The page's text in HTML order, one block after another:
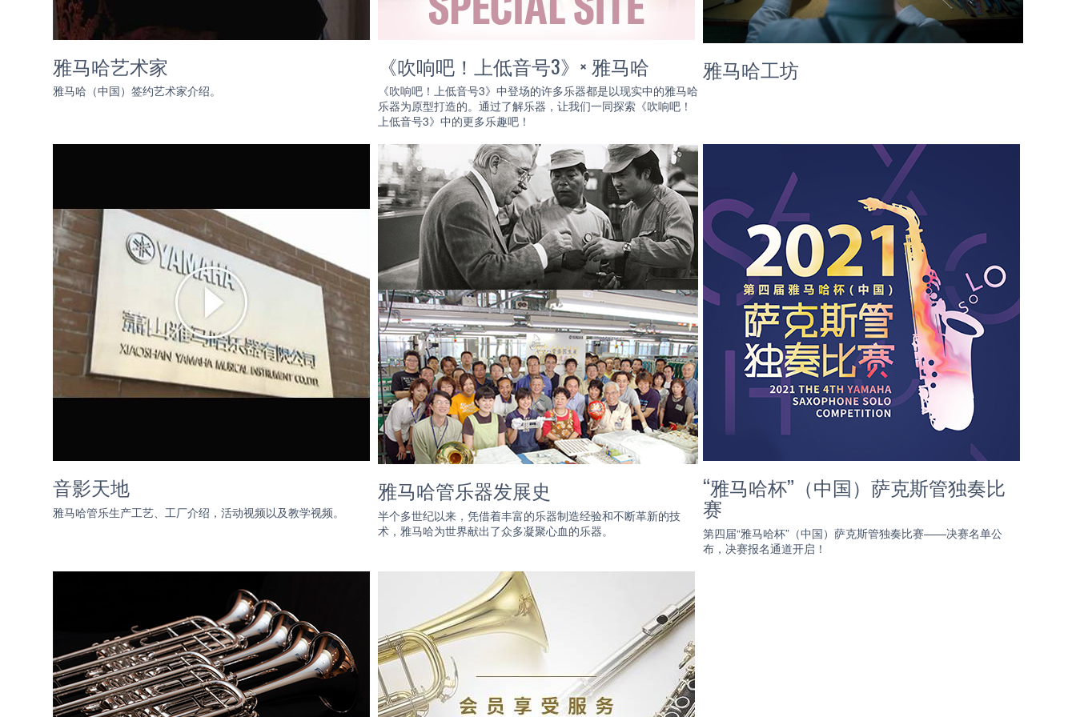
雅马哈艺术家
雅马哈（中国）签约艺术家介绍。
《吹响吧！上低音号3》× 雅马哈
《吹响吧！上低音号3》中登场的许多乐器都是以现实中的雅马哈
乐器为原型打造的。通过了解乐器，让我们一同探索《吹响吧！
上低音号3》中的更多乐趣吧！
雅马哈工坊
音影天地
雅马哈管乐生产工艺、工厂介绍，活动视频以及教学视频。
雅马哈管乐器发展史
半个多世纪以来，凭借着丰富的乐器制造经验和不断革新的技
术，雅马哈为世界献出了众多凝聚心血的乐器。
“雅马哈杯”（中国）萨克斯管独奏比
赛
第四届“雅马哈杯”（中国）萨克斯管独奏比赛——决赛名单公
布，决赛报名通道开启！